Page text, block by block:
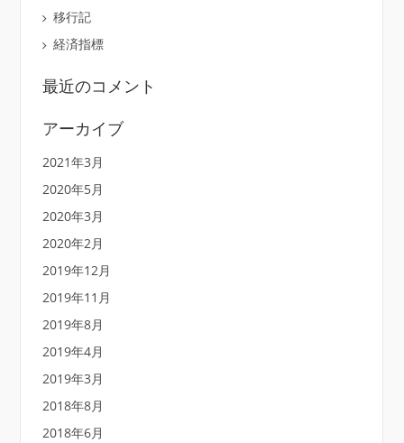
移行記
経済指標
最近のコメント
アーカイブ
2021年3月
2020年5月
2020年3月
2020年2月
2019年12月
2019年11月
2019年8月
2019年4月
2019年3月
2018年8月
2018年6月